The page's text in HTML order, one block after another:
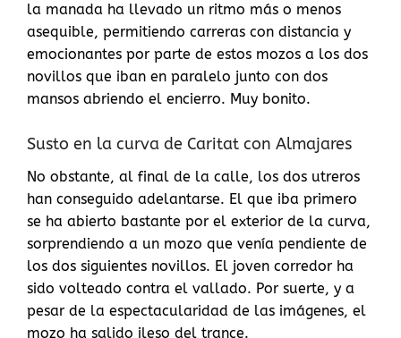
la manada ha llevado un ritmo más o menos
asequible, permitiendo carreras con distancia y
emocionantes por parte de estos mozos a los dos
novillos que iban en paralelo junto con dos
mansos abriendo el encierro. Muy bonito.
Susto en la curva de Caritat con Almajares
No obstante, al final de la calle, los dos utreros
han conseguido adelantarse. El que iba primero
se ha abierto bastante por el exterior de la curva,
sorprendiendo a un mozo que venía pendiente de
los dos siguientes novillos. El joven corredor ha
sido volteado contra el vallado. Por suerte, y a
pesar de la espectacularidad de las imágenes, el
mozo ha salido ileso del trance.